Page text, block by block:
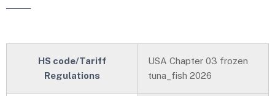
HS code/Tariff
Regulations
USA Chapter 03 frozen
tuna_fish 2026